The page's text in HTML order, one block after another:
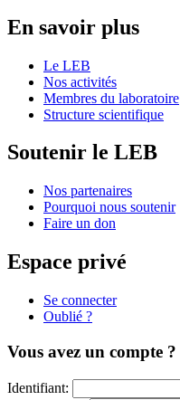
En savoir plus
Le LEB
Nos activités
Membres du laboratoire
Structure scientifique
Soutenir le LEB
Nos partenaires
Pourquoi nous soutenir
Faire un don
Espace privé
Se connecter
Oublié ?
Vous avez un compte ?
Identifiant: